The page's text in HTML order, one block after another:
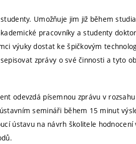
Umožňuje jim již během
pracovníky a studenty
výuky dostat ke špičkovým
zprávy o své činnosti a tyto
odevzdá písemnou zprávu v
semináři během 15 minut
ústavu na návrh školitele